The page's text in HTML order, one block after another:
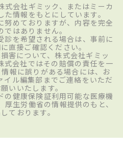
式会社ギミック、またはミーカ
情報をもとにしています。
努めておりますが、内容を完全
ではありません。
診を希望される場合は、事前に
直接ご確認ください。
害について、株式会社ギミッ
式会社ではその賠償の責任を一
報に誤りがある場合には、お
イル編集部までご連絡をいただ
いいたします。
の健康保険証利用可能な医療機
生労働省の情報提供のもと、
ております。